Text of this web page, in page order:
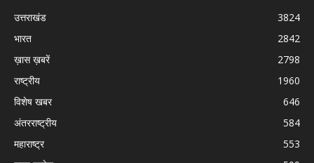
उत्तराखंड
3824
भारत
2842
ख़ास ख़बरें
2798
राष्ट्रीय
1960
विशेष खबर
646
अंतरराष्ट्रीय
584
महाराष्ट्र
553